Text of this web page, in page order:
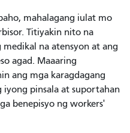
mahalagang iulat mo
Titiyakin nito na
na atensyon at ang
agad. Maaaring
ang mga karagdagang
iyong pinsala at suportahan
benepisyo ng workers'